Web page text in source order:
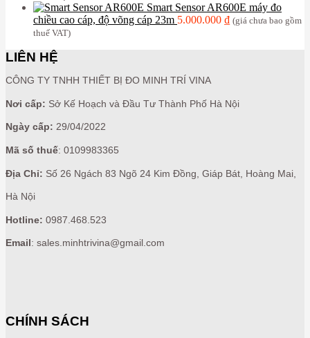
Smart Sensor AR600E máy đo
chiều cao cáp, độ võng cáp 23m 5.000.000 ₫ (giá chưa bao gồm
thuế VAT)
LIÊN HỆ
CÔNG TY TNHH THIẾT BỊ ĐO MINH TRÍ VINA
Nơi cấp: Sở Kế Hoạch và Đầu Tư Thành Phố Hà Nội
Ngày cấp: 29/04/2022
Mã số thuế: 0109983365
Địa Chỉ: Số 26 Ngách 83 Ngõ 24 Kim Đồng, Giáp Bát, Hoàng Mai,
Hà Nội
Hotline: 0987.468.523
Email : sales.minhtrivina@gmail.com
CHÍNH SÁCH